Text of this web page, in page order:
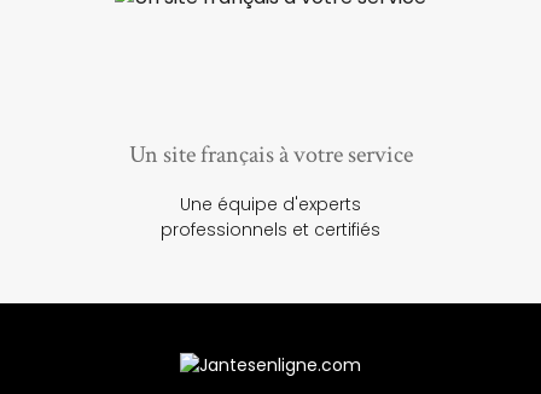
Un site français à votre service
Une équipe d'experts
professionnels et certifiés